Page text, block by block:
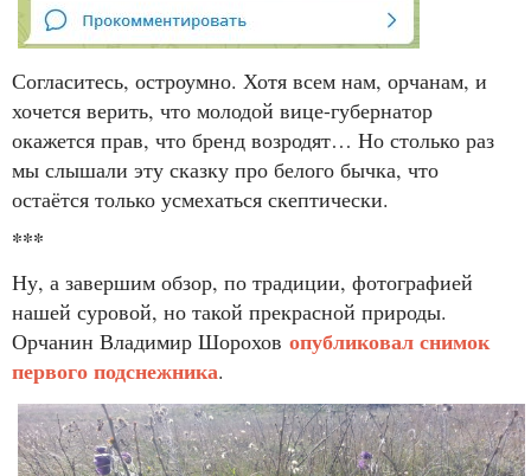
Согласитесь, остроумно. Хотя всем нам, орчанам, и
хочется верить, что молодой вице-губернатор
окажется прав, что бренд возродят… Но столько раз
мы слышали эту сказку про белого бычка, что
остаётся только усмехаться скептически.
***
Ну, а завершим обзор, по традиции, фотографией
нашей суровой, но такой прекрасной природы.
Орчанин Владимир Шорохов опубликовал снимок
первого подснежника.